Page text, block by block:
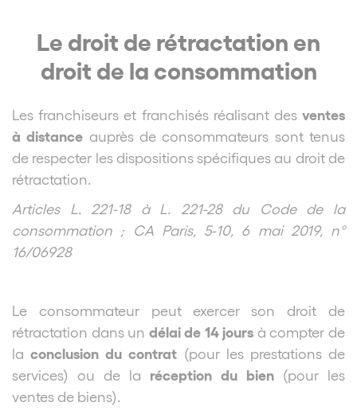
Le droit de rétractation en
droit de la consommation
Les franchiseurs et franchisés réalisant des ventes
à distance auprès de consommateurs sont tenus
de respecter les dispositions spécifiques au droit de
rétractation.
Articles L. 221-18 à L. 221-28 du Code de la
consommation ; CA Paris, 5-10, 6 mai 2019, n°
16/06928
Le consommateur peut exercer son droit de
rétractation dans un délai de 14 jours à compter de
laconclusion du contrat (pour les prestations de
services) ou de la réception du bien (pour les
ventes de biens).